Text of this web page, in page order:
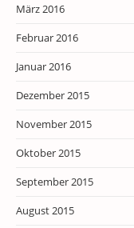
März 2016
Februar 2016
Januar 2016
Dezember 2015
November 2015
Oktober 2015
September 2015
August 2015